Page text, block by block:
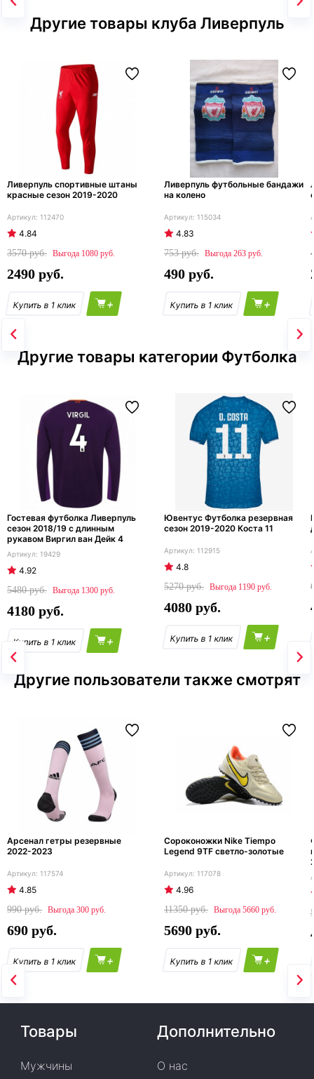
Другие товары клуба Ливерпуль
Ливерпуль спортивные штаны
красные сезон 2019-2020
112470
4.84
3570
1080
2490
+
Ливерпуль футбольные бандажи
на колено
115034
4.83
753
263
490
+
Другие товары категории Футболка
Гостевая футболка Ливерпуль
сезон 2018/19 с длинным
рукавом Виргил ван Дейк 4
19429
4.92
5480
1300
4180
+
Ювентус Футболка резервная
сезон 2019-2020 Коста 11
112915
4.8
5270
1190
4080
+
Другие пользователи также смотрят
Арсенал гетры резервные
2022-2023
117574
4.85
990
300
690
+
Сороконожки Nike Tiempo
Legend 9TF светло-золотые
117078
4.96
11350
5660
5690
+
Товары
Мужчины
Дополнительно
О нас